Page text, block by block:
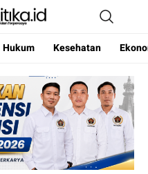
Hukum Kesehatan